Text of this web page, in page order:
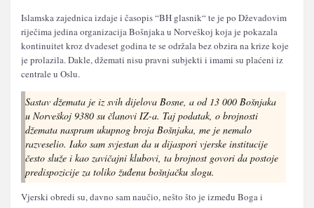
Islamska zajednica izdaje i časopis “BH glasnik“ te je po Dževadovim
riječima jedina organizacija Bošnjaka u Norveškoj koja je pokazala
kontinuitet kroz dvadeset godina te se održala bez obzira na krize koje
je prolazila. Dakle, džemati nisu pravni subjekti i imami su plaćeni iz
centrale u Oslu.
Sastav džemata je iz svih dijelova Bosne, a od 13 000 Bošnjaka
u Norveškoj 9380 su članovi IZ-a. Taj podatak, o brojnosti
džemata naspram ukupnog broja Bošnjaka, me je nemalo
razveselio. Iako sam svjestan da u dijaspori vjerske institucije
često služe i kao zavičajni klubovi, ta brojnost govori da postoje
predispozicije za toliko žuđenu bošnjačku slogu.
Vjerski obredi su, davno sam naučio, nešto što je između Boga i